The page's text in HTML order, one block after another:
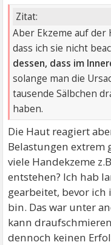
Zitat:
Aber Ekzeme auf der
dass ich sie nicht
dessen, dass im
solange man die
tausende Sälbchen
haben.
Die Haut reagiert
Belastungen extrem
viele Handekzeme
entstehen? Ich hab
gearbeitet, bevor ich
bin. Das war unter
kann
dennoch keinen